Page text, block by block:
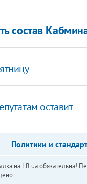
состав
оставит
Политики и
на LB.ua обязательна!